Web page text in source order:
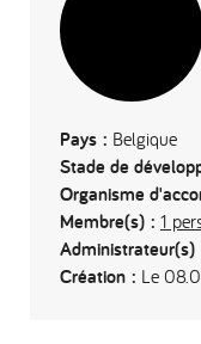
Pays : Belgique
Stade de
Organisme
Membre(s) : 1
Administrateur(s)
Création : Le